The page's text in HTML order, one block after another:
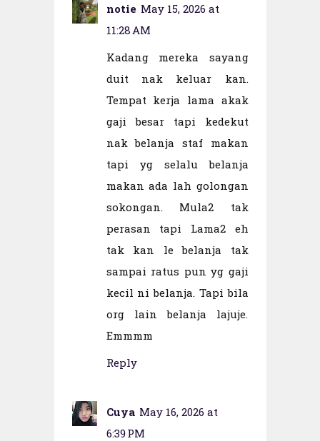
notie May 15, 2026 at
11:28 AM
Kadang mereka sayang
duit nak keluar kan.
Tempat kerja lama akak
gaji besar tapi kedekut
nak belanja staf makan
tapi yg selalu belanja
makan ada lah golongan
sokongan. Mula2 tak
perasan tapi Lama2 eh
tak kan le belanja tak
sampai ratus pun yg gaji
kecil ni belanja. Tapi bila
org lain belanja lajuje.
Emmmm
Reply
Cuya May 16, 2026 at
6:39 PM